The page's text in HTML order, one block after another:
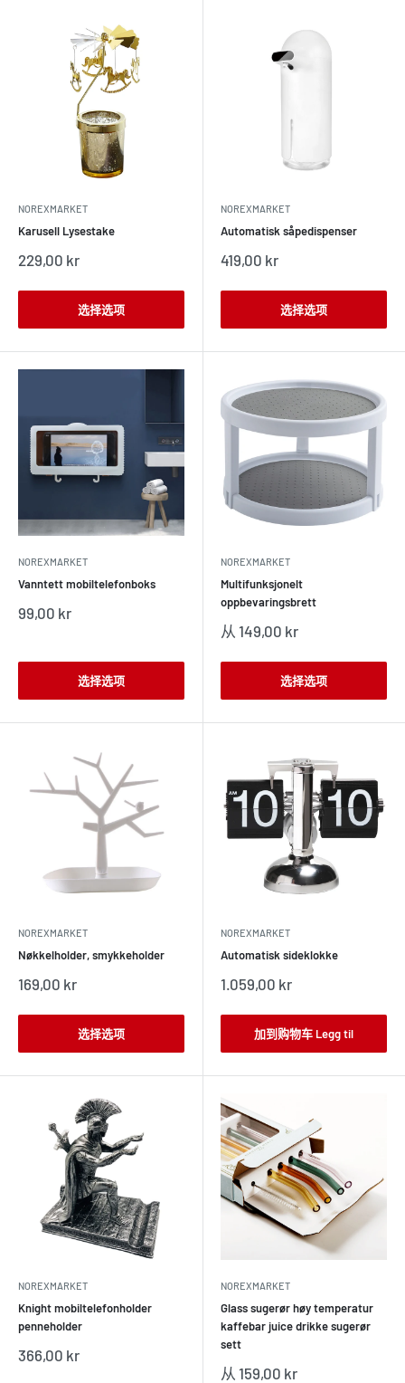
NOREXMARKET
Karusell Lysestake
销
价
229,00 kr
选择选项
NOREXMARKET
Automatisk såpedispenser
销
价
419,00 kr
选择选项
NOREXMARKET
Vanntett mobiltelefonboks
销
格
99,00 kr
选择选项
NOREXMARKET
Multifunksjonelt
oppbevaringsbrett
销
价
从 149,00 kr
选择选项
NOREXMARKET
Nøkkelholder, smykkeholder
销
价
169,00 kr
选择选项
NOREXMARKET
Automatisk sideklokke
销
价
1.059,00 kr
加到购物车 Legg til
NOREXMARKET
Knight mobiltelefonholder
penneholder
销
366,00 kr
NOREXMARKET
Glass sugerør høy temperatur
kaffebar juice drikke sugerør
sett
销
从 159,00 kr